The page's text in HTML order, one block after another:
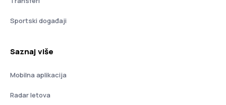
Sportski događaji
Saznaj više
Mobilna aplikacija
Radar letova